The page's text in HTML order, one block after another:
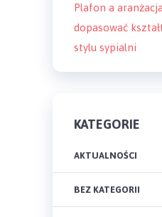
Plafon a
dopasować
stylu sypialni
KATEGORIE
AKTUALNOŚCI
BEZ KATEGORII